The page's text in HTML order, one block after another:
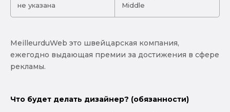
не указана Middle
MeilleurduWeb это швейцарская компания,
ежегодно выдающая премии за достижения в сфере
рекламы.
Что будет делать дизайнер? (обязанности)